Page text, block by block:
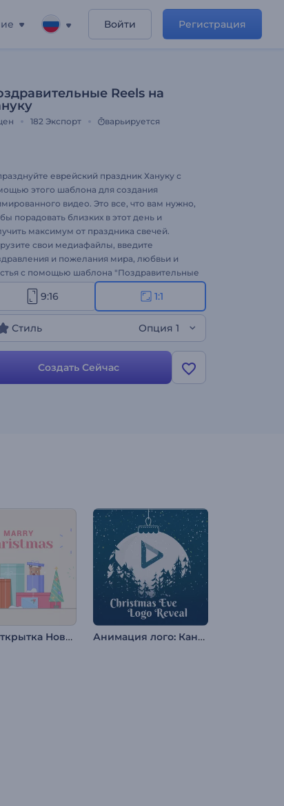
Войти Регистрация
Reels на
182 Экспорт варьируется
еврейский праздник Хануку с
этого шаблона для создания
видео. Это все, что вам нужно,
порадовать близких в этот день и
максимум от праздника свечей.
свои медиафайлы, введите
и пожелания мира, любвьи и
с помощью шаблона "Поздравительные
на Хануку", и ваше анимированное видео
готово за пару минут. Шаблон идеально
для оформления праздничных интро,
приглашений на
и многого другого. Оформите свое
на Хануку!
9:16 1:1
Стиль Опция 1
Создать Сейчас
Видеооткрытка Новогодние подарки Анимация лого: Канун Нового года